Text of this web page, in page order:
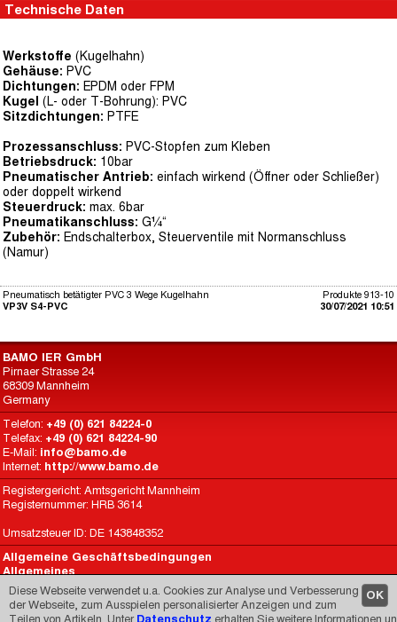
OK
Diese Webseite verwendet u.a. Cookies zur Analyse und Verbesserung
der Webseite, zum Ausspielen personalisierter Anzeigen und zum
Teilen von Artikeln. Unter Datenschutz erhalten Sie weitere Informationen
Technische Daten
Werkstoffe (Kugelhahn)
Gehäuse: PVC
Dichtungen: EPDM oder FPM
Kugel (L- oder T-Bohrung): PVC
Sitzdichtungen: PTFE
Prozessanschluss: PVC-Stopfen zum Kleben
Betriebsdruck: 10bar
Pneumatischer Antrieb: einfach wirkend (Öffner oder Schließer)
oder doppelt wirkend
Steuerdruck: max. 6bar
Pneumatikanschluss: G¼“
Zubehör: Endschalterbox, Steuerventile mit Normanschluss
(Namur)
Produkte 913-10
30/07/2021 10:51
Pneumatisch betätigter PVC 3 Wege Kugelhahn
VP3V S4-PVC
BAMO IER GmbH
Pirnaer Strasse 24
68309 Mannheim
Germany
Telefon: +49 (0) 621 84224-0
Telefax: +49 (0) 621 84224-90
E-Mail: info@bamo.de
Internet: http://www.bamo.de
Registergericht: Amtsgericht Mannheim
Registernummer: HRB 3614
Umsatzsteuer ID: DE 143848352
Allgemeine Geschäftsbedingungen
Allgemeines
Datenschutz
BAMO International